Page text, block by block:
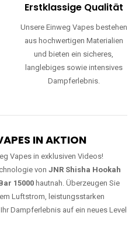
Erstklassige Qualität
Unsere Einweg Vapes bestehen
aus hochwertigen Materialien
und bieten ein sicheres,
langlebiges sowie intensives
Dampferlebnis.
IN AKTION
Vapes in exklusiven Videos!
von JNR Shisha Hookah
15000 hautnah. Überzeugen Sie
Luftstrom, leistungsstarken
Dampferlebnis auf ein neues Level